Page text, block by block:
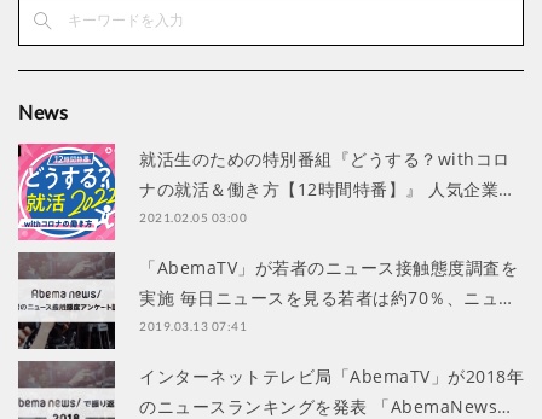
News
就活生のための特別番組『どうする？withコロ
ナの就活＆働き方【12時間特番】』 人気企業…
2021.02.05 03:00
「AbemaTV」が若者のニュース接触態度調査を
実施 毎日ニュースを見る若者は約70％、ニュ…
2019.03.13 07:41
インターネットテレビ局「AbemaTV」が2018年
のニュースランキングを発表 「AbemaNews…